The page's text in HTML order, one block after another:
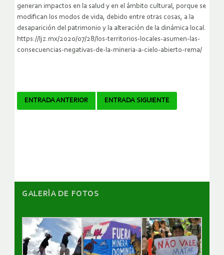
generan impactos en la salud y en el ámbito cultural, porque se
modifican los modos de vida, debido entre otras cosas, a la
desaparición del patrimonio y la alteración de la dinámica local.
https://ljz.mx/2020/07/28/los-territorios-locales-asumen-las-
consecuencias-negativas-de-la-mineria-a-cielo-abierto-rema/
Navegador
ENTRADA ANTERIOR ENTRADA SIGUIENTE
GALERÌA DE FOTOS